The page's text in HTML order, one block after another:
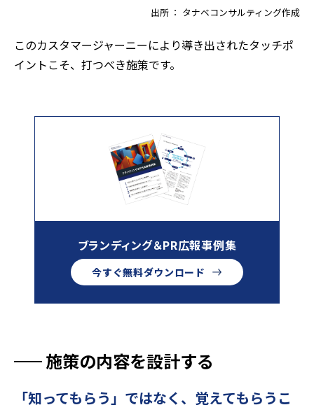
出所 ： タナベコンサルティング作成
このカスタマージャーニーにより導き出されたタッチポ
イントこそ、打つべき施策です。
ブランディング＆PR広報事例集
今すぐ無料ダウンロード
施策の内容を設計する
「知ってもらう」ではなく、覚えてもらうこ